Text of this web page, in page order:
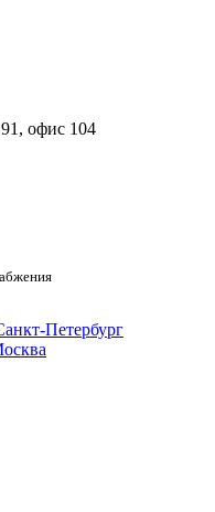
офис 104
Петербург